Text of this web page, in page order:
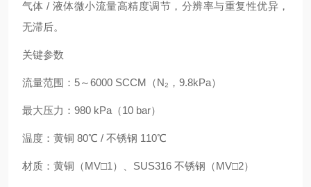
气体 / 液体微小流量高精度调节，分辨率与重复性优异，
无滞后。
关键参数
流量范围：5～6000 SCCM（N₂，9.8kPa）
最大压力：980 kPa（10 bar）
温度：黄铜 80℃ / 不锈钢 110℃
材质：黄铜（MV□1）、SUS316 不锈钢（MV□2）